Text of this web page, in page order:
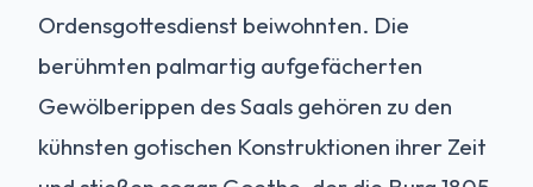
Ordensgottesdienst beiwohnten. Die
berühmten palmartig aufgefächerten
Gewölberippen des Saals gehören zu den
kühnsten gotischen Konstruktionen ihrer Zeit